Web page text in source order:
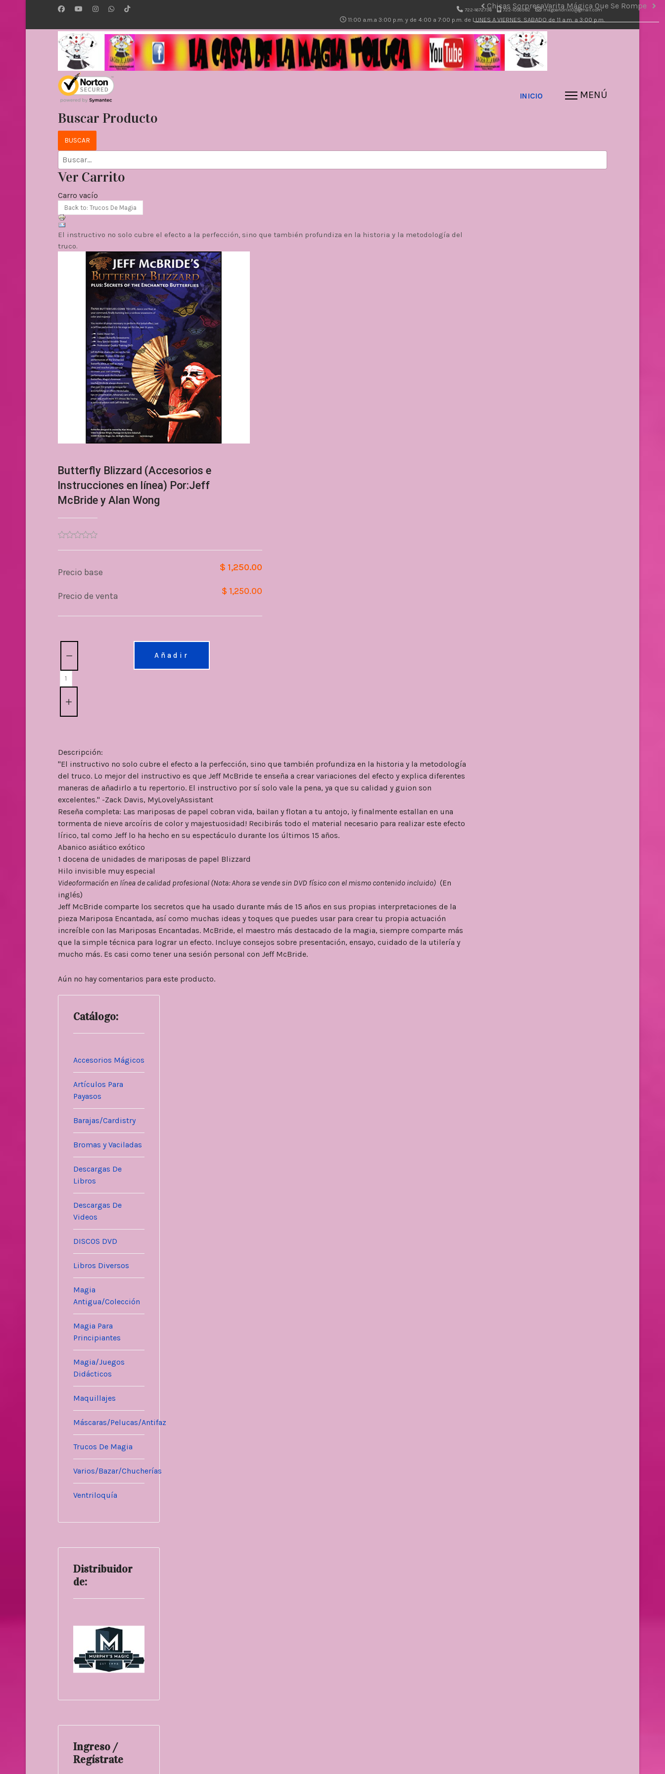
722-1672736 722-1058992 magoandrix10@gmail.com
11:00 a.m.a 3:00 p.m. y de 4:00 a 7:00 p.m. de LUNES A VIERNES. SABADO de 11 a.m. a 3:00 p.m.
INICIO
Buscar Producto
Ver Carrito
Carro vacío
Chicas SorpresaVarita Mágica Que Se Rompe
Back to: Trucos De Magia
El instructivo no solo cubre el efecto a la perfección, sino que también profundiza en la historia y la metodología del
truco.
Butterfly Blizzard (Accesorios e
Instrucciones en línea) Por:Jeff
McBride y Alan Wong
Precio base $ 1,250.00
Precio de venta $ 1,250.00
Añadir
Descripción:
"El instructivo no solo cubre el efecto a la perfección, sino que también profundiza en la historia y la metodología
del truco. Lo mejor del instructivo es que Jeff McBride te enseña a crear variaciones del efecto y explica diferentes
maneras de añadirlo a tu repertorio. El instructivo por sí solo vale la pena, ya que su calidad y guion son
excelentes." -Zack Davis, MyLovelyAssistant
Reseña completa: Las mariposas de papel cobran vida, bailan y flotan a tu antojo, ¡y finalmente estallan en una
tormenta de nieve arcoíris de color y majestuosidad! Recibirás todo el material necesario para realizar este efecto
lírico, tal como Jeff lo ha hecho en su espectáculo durante los últimos 15 años.
Abanico asiático exótico
1 docena de unidades de mariposas de papel Blizzard
Hilo invisible muy especial
Videoformación en línea de calidad profesional (Nota: Ahora se vende sin DVD físico con el mismo contenido incluido) (En
inglés)
Jeff McBride comparte los secretos que ha usado durante más de 15 años en sus propias interpretaciones de la
pieza Mariposa Encantada, así como muchas ideas y toques que puedes usar para crear tu propia actuación
increíble con las Mariposas Encantadas. McBride, el maestro más destacado de la magia, siempre comparte más
que la simple técnica para lograr un efecto. Incluye consejos sobre presentación, ensayo, cuidado de la utilería y
mucho más. Es casi como tener una sesión personal con Jeff McBride.
Aún no hay comentarios para este producto.
Catálogo:
Accesorios Mágicos
Artículos Para
Payasos
Barajas/Cardistry
Bromas y Vaciladas
Descargas De
Libros
Descargas De
Videos
DISCOS DVD
Libros Diversos
Magia
Antigua/Colección
Magia Para
Principiantes
Magia/Juegos
Didácticos
Maquillajes
Máscaras/Pelucas/Antifaz
Trucos De Magia
Varios/Bazar/Chucherías
Ventriloquía
Distribuidor
de:
Ingreso /
Regístrate